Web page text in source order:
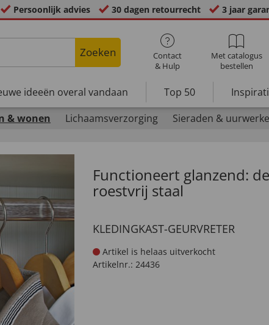
Persoonlijk advies 30 dagen retourrecht 3 jaar
Zoeken
Contact
& Hulp
Met catalogus
bestellen
ideeën overal vandaan Top 50
& wonen Lichaamsverzorging Sieraden &
Functioneert glanzend:
roestvrij staal
KLEDINGKAST-GEURVRETER
Artikel is helaas uitverkocht
Artikelnr.: 24436